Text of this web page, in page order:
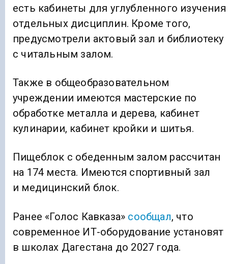
есть кабинеты для углубленного изучения
отдельных дисциплин. Кроме того,
предусмотрели актовый зал и библиотеку
с читальным залом.
Также в общеобразовательном
учреждении имеются мастерские по
обработке металла и дерева, кабинет
кулинарии, кабинет кройки и шитья.
Пищеблок с обеденным залом рассчитан
на 174 места. Имеются спортивный зал
и медицинский блок.
Ранее «Голос Кавказа» сообщал, что
современное ИТ-оборудование установят
в школах Дагестана до 2027 года.